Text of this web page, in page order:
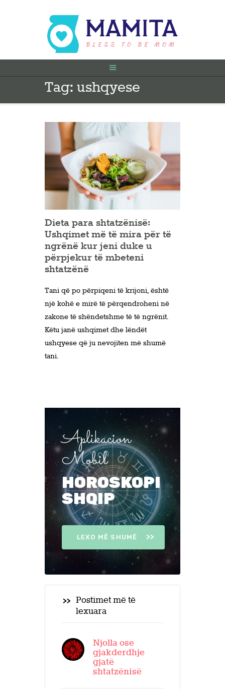
Tag: ushqyese
FILLIMI
PARA SHTATËZANIE
VITI I PARË
KONTAKT
Dieta para shtatzënisë:
Ushqimet më të mira për të
ngrënë kur jeni duke u
përpjekur të mbeteni
shtatzënë
Tani që po përpiqeni të krijoni, është
një kohë e mirë të përqendroheni në
zakone të shëndetshme të të ngrënit.
Këtu janë ushqimet dhe lëndët
ushqyese që ju nevojiten më shumë
tani.
Aplikacion
Mobil
HOROSKOPI
SHQIP
LEXO MË SHUMË
Postimet më të
lexuara
Njolla ose
gjakderdhje
gjatë
shtatzënisë